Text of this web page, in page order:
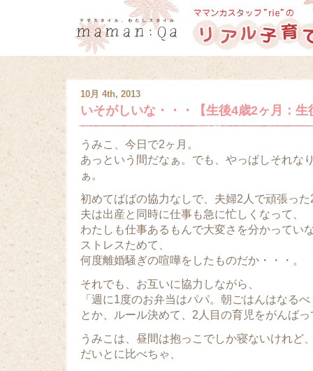
10月 4th, 2013
いそがしいな・・・【生後4歳2ヶ月：生
うみこ、今日で2ヶ月。
あっという間だなぁ。でも、やっぱしそれな
ぁ。
初めてばばの協力なしで、夫婦2人で頑張った
夫は出産と同時に仕事も急に忙しくなって、
わたしも仕事あるもんで大変さを分かってい
ストレスためて、
何度離婚騒ぎの喧嘩をしたものだか・・・。
それでも、お互いに協力しながら、
「週に1度のお弁当はパパ。朝ごはんはなる
とか、ルール決めて、2人目の育児をがんば
うみこは、昼間は抱っこでしか寝ないけれど
だいとに比べちゃ、